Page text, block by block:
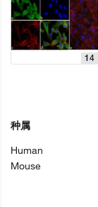
14
种属
Human
Mouse